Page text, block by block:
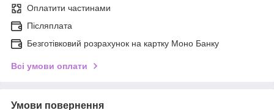
Оплатити частинами
Післяплата
Безготівковий розрахунок на картку Моно Банку
Всі умови оплати
Умови повернення